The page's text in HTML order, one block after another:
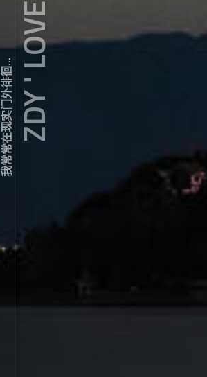
我常常在现实门外徘徊...ZDY ' LOVE